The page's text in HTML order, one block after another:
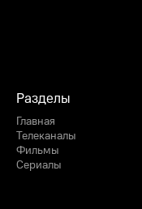
Разделы
Главная
Телеканалы
Фильмы
Сериалы